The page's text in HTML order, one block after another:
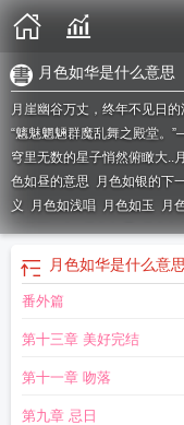
月色如华是什么意思
月崖幽谷万丈，终年不见日
“魑魅魍魎群魔乱舞之殿堂
穹里无数的星子悄然俯瞰大..
色如昼的意思
月色如银的下
义
月色如浅唱 月色如玉 月
水的下一句月色如昼月色
月色如水的意思
思 月色如光
色如盐月色如水歌词
什么意思?
月色如烟什么意思
的解释月色如故
月色如华是什么意思
番外篇
第十三章 美好完结
第十一章 吻落
第九章 忌日